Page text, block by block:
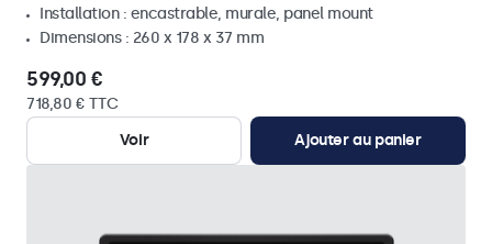
Installation : encastrable, murale, panel mount
Dimensions : 260 x 178 x 37 mm
599,00 €
718,80 € TTC
Voir
Ajouter au panier